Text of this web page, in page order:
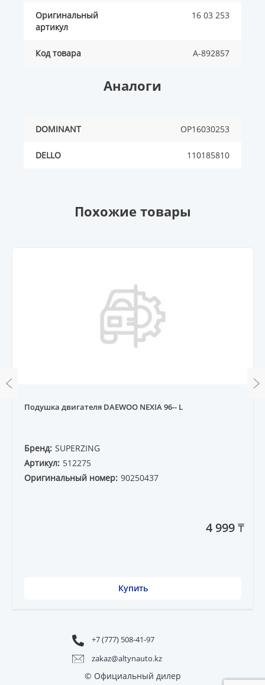
Оригинальный
артикул
16 03 253
Код товара A-892857
Аналоги
DOMINANT OP16030253
DELLO 110185810
Похожие товары
Подушка двигателя DAEWOO NEXIA 96-- L
Бренд: SUPERZING
Артикул: 512275
Оригинальный номер: 90250437
4 999 ₸
Купить
+7 (777) 508-41-97
zakaz@altynauto.kz
© Официальный дилер